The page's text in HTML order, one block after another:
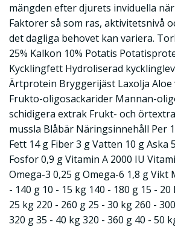
mängden efter djurets inviduella
Faktorer så som ras, aktivitetsnivå
det dagliga behovet kan variera.
25% Kalkon 10% Potatis
Kycklingfett Hydroliserad
Ärtprotein Bryggerijäst Laxolja Aloe
Frukto-oligosackarider Mannan-
schidigera extrak Frukt- och
mussla Blåbär Näringsinnehåll Per
Fett 14 g Fiber 3 g Vatten 10 g Aska
Fosfor 0,9 g Vitamin A 2000 IU
Omega-3 0,25 g Omega-6 1,8 g Vikt
- 140 g 10 - 15 kg 140 - 180 g 15 -
25 kg 220 - 260 g 25 - 30 kg 260 -
320 g 35 - 40 kg 320 - 360 g 40 - 50